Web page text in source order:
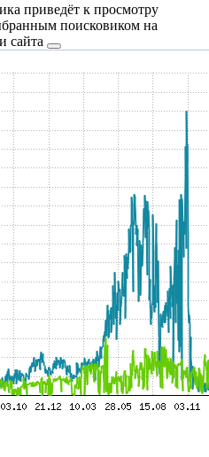
приведёт к просмотру
поисковиком на
сайта